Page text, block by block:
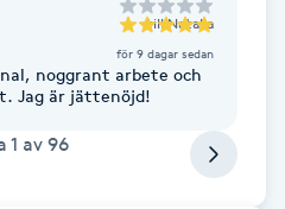
till Natalia
för 9 dagar sedan
noggrant arbete och
Jag är jättenöjd!
1 av 96